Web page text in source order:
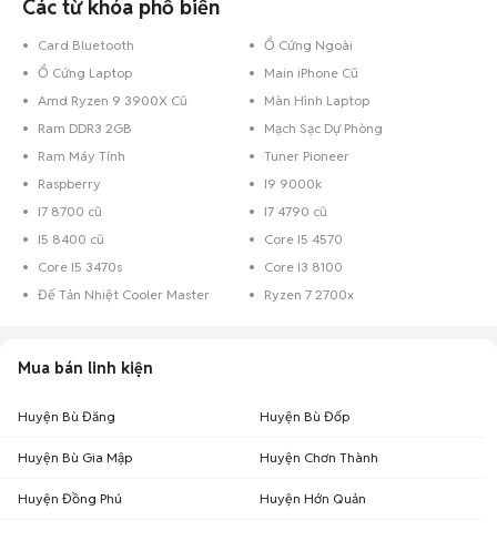
Các từ khóa phổ biến
Card Bluetooth
Ổ Cứng Ngoài
Ổ Cứng Laptop
Main iPhone Cũ
Amd Ryzen 9 3900X Cũ
Màn Hình Laptop
Ram DDR3 2GB
Mạch Sạc Dự Phòng
Ram Máy Tính
Tuner Pioneer
Raspberry
I9 9000k
I7 8700 cũ
I7 4790 cũ
I5 8400 cũ
Core I5 4570
Core I5 3470s
Core I3 8100
Đế Tản Nhiệt Cooler Master
Ryzen 7 2700x
Mua bán linh kiện
Huyện Bù Đăng Huyện Bù Đốp
Huyện Bù Gia Mập Huyện Chơn Thành
Huyện Đồng Phú Huyện Hớn Quản